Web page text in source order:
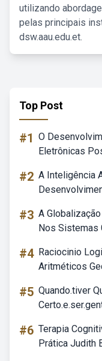
utilizando
pelas principais
dsw.aau.edu.et.
Top Post
#1 O
Eletrônicas
#2 A Inteligência
#3 A
Nos Sistemas
#4 Raciocinio
Aritméticos
#5 Quando.tiver
#6 Terapia
Prática Judith